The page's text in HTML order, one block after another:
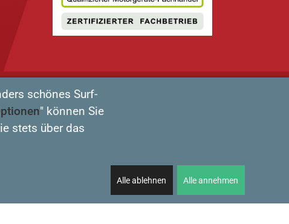
schönes Surf-
" können Sie
stets über das
Alle ablehnen Alle annehmen